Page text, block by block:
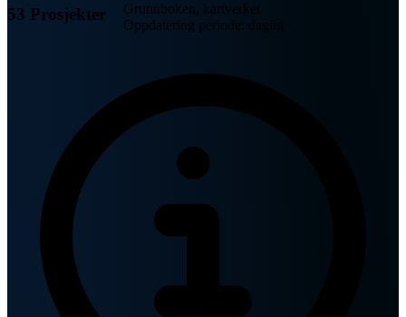
53 Prosjekter
Grunnboken, kartverket
Oppdatering periode: daglig